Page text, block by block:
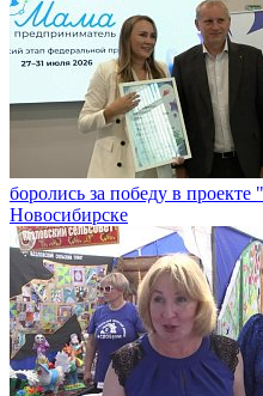
боролись за победу в
Новосибирске